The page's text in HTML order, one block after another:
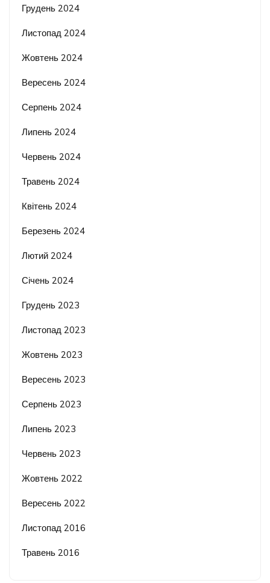
Грудень 2024
Листопад 2024
Жовтень 2024
Вересень 2024
Серпень 2024
Липень 2024
Червень 2024
Травень 2024
Квітень 2024
Березень 2024
Лютий 2024
Січень 2024
Грудень 2023
Листопад 2023
Жовтень 2023
Вересень 2023
Серпень 2023
Липень 2023
Червень 2023
Жовтень 2022
Вересень 2022
Листопад 2016
Травень 2016